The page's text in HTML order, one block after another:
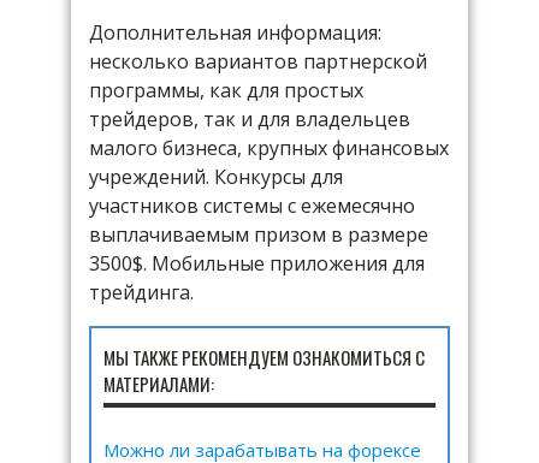
Дополнительная информация:
несколько вариантов партнерской
программы, как для простых
трейдеров, так и для владельцев
малого бизнеса, крупных финансовых
учреждений. Конкурсы для
участников системы с ежемесячно
выплачиваемым призом в размере
3500$. Мобильные приложения для
трейдинга.
МЫ ТАКЖЕ РЕКОМЕНДУЕМ ОЗНАКОМИТЬСЯ С
МАТЕРИАЛАМИ:
Можно ли зарабатывать на форексе